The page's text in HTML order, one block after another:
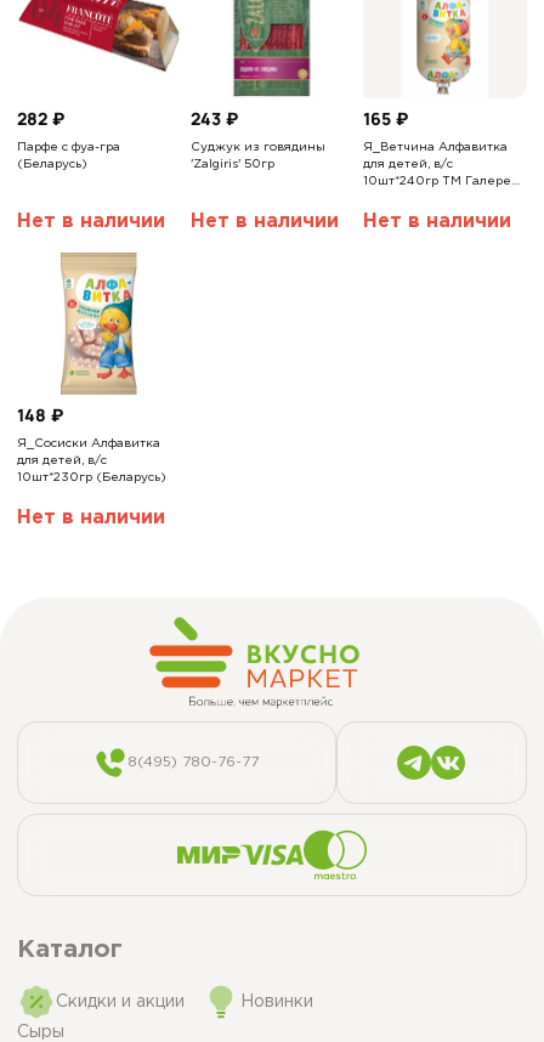
282 ₽
Парфе с фуа-гра
(Беларусь)
Нет в наличии
243 ₽
Суджук из говядины
'Zalgiris' 50гр
Нет в наличии
165 ₽
Я_Ветчина Алфавитка
для детей, в/с
10шт*240гр ТМ Галерея
Нет в наличии
148 ₽
Я_Сосиски Алфавитка
для детей, в/с
10шт*230гр (Беларусь)
Нет в наличии
8(495) 780-76-77
Каталог
Скидки и акции Новинки
Сыры